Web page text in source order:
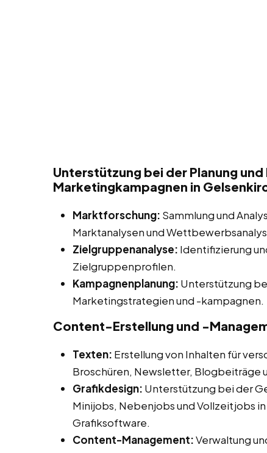
Unterstützung bei der Planung
Marketingkampagnen in
Marktforschung: Sammlung und
Marktanalysen und
Zielgruppenanalyse: Identifizierung
Zielgruppenprofilen.
Kampagnenplanung: Unterstützung
Marketingstrategien und -kampagnen.
Content-Erstellung und -
Texten: Erstellung von Inhalten für
Broschüren, Newsletter, Blogbeiträge
Grafikdesign: Unterstützung bei der
Minijobs, Nebenjobs und Vollzeitjobs
Grafiksoftware.
Content-Management:Verwaltung